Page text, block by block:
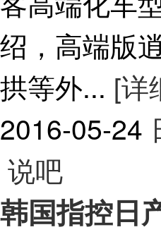
绍，高端版
拱等外... [详
2016-05-24
说吧
韩国指控日